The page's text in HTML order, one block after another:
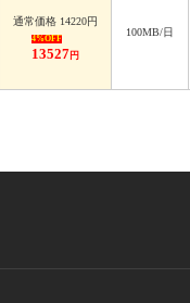
通常価格 14220円
4%OFF
13527 円
100MB/日